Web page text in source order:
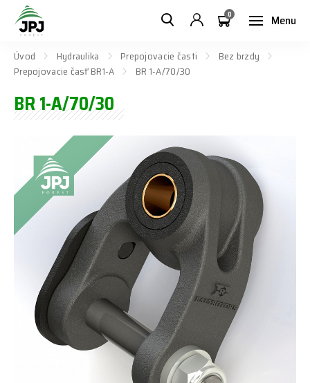
Menu
0
Úvod Hydraulika Prepojovacie časti
Bez brzdy
Prepojovacie časť BR1-A
BR 1-A/70/30
BR 1-A/70/30